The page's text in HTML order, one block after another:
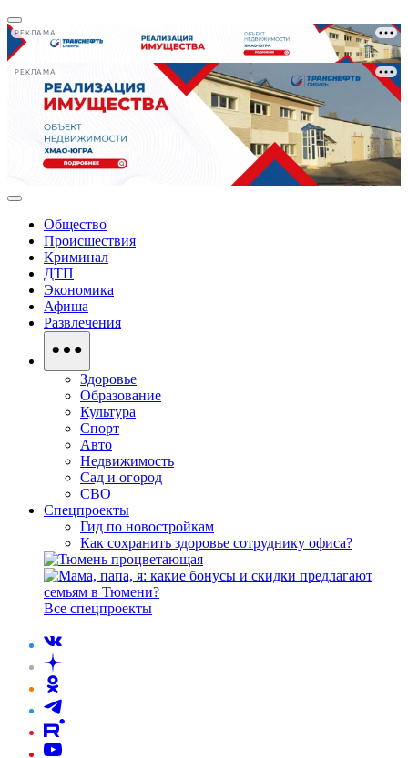
РЕКЛАМА
РЕКЛАМА
Общество
Происшествия
Криминал
ДТП
Экономика
Афиша
Развлечения
Здоровье
Образование
Культура
Спорт
Авто
Недвижимость
Сад и огород
СВО
Спецпроекты
Гид по новостройкам
Как сохранить здоровье сотруднику офиса?
Все спецпроекты